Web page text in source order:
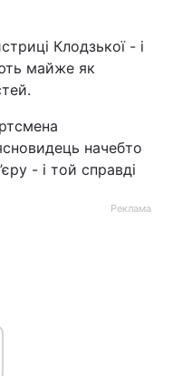
Клодзької - і
майже як
начебто
- і той справді
Реклама